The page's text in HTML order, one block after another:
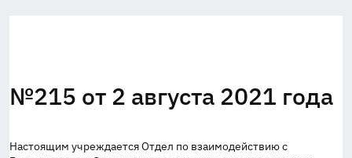
№215 от 2 августа 2021 года
Настоящим учреждается Отдел по взаимодействию с